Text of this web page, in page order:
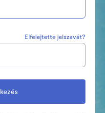
Elfelejtette jelszavát?